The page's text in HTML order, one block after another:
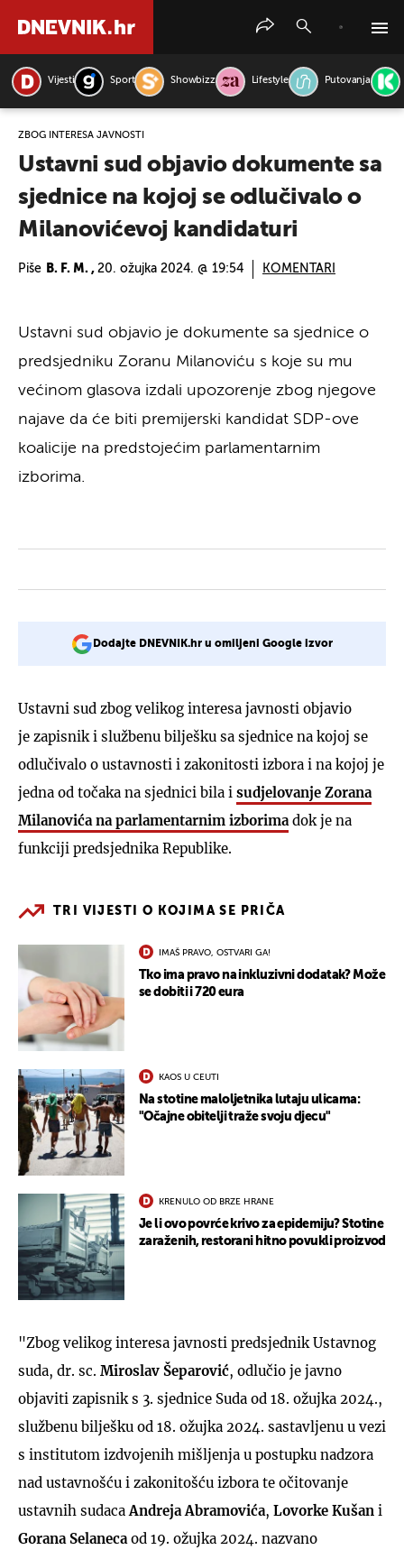
Vijesti Sport Showbizz Lifestyle Putovanja
ZBOG INTERESA JAVNOSTI
Ustavni sud objavio dokumente sa
sjednice na kojoj se odlučivalo o
Milanovićevoj kandidaturi
Piše B. F. M. , 20. ožujka 2024. @ 19:54 KOMENTARI
Ustavni sud objavio je dokumente sa sjednice o
predsjedniku Zoranu Milanoviću s koje su mu
većinom glasova izdali upozorenje zbog njegove
najave da će biti premijerski kandidat SDP-ove
koalicije na predstojećim parlamentarnim
izborima.
Dodajte DNEVNIK.hr u omiljeni Google izvor
Ustavni sud zbog velikog interesa javnosti objavio
je zapisnik i službenu bilješku sa sjednice na kojoj se
odlučivalo o ustavnosti i zakonitosti izbora i na kojoj je
jedna od točaka na sjednici bila i sudjelovanje Zorana
Milanovićana parlamentarnim izborimadok je na
funkciji predsjednika Republike.
TRI VIJESTI O KOJIMA SE PRIČA
IMAŠ PRAVO, OSTVARI GA!
Tko ima pravo na inkluzivni dodatak? Može
se dobiti i 720 eura
KAOS U CEUTI
Na stotine maloljetnika lutaju ulicama:
"Očajne obitelji traže svoju djecu"
KRENULO OD BRZE HRANE
Je li ovo povrće krivo za epidemiju? Stotine
zaraženih, restorani hitno povukli proizvod
"Zbog velikog interesa javnosti predsjednik Ustavnog
suda, dr. sc. Miroslav Šeparović, odlučio je javno
objaviti zapisnik s 3. sjednice Suda od 18. ožujka 2024.,
službenu bilješku od 18. ožujka 2024. sastavljenu u vezi
s institutom izdvojenih mišljenja u postupku nadzora
nad ustavnošću i zakonitošću izbora te očitovanje
ustavnih sudacaAndreja Abramovića, Lovorke Kušan i
Gorana Selanecaod 19. ožujka 2024. nazvano
PRETRAŽITE VIJESTI